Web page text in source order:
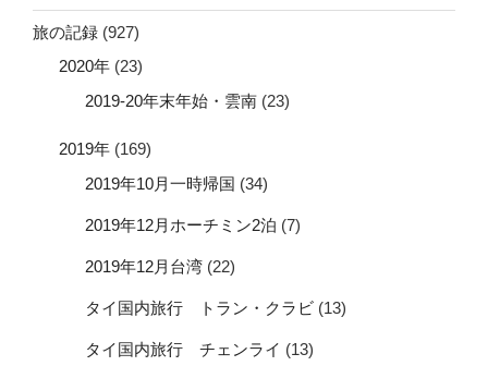
旅の記録 (927)
2020年 (23)
2019-20年末年始・雲南 (23)
2019年 (169)
2019年10月一時帰国 (34)
2019年12月ホーチミン2泊 (7)
2019年12月台湾 (22)
タイ国内旅行 トラン・クラビ (13)
タイ国内旅行 チェンライ (13)